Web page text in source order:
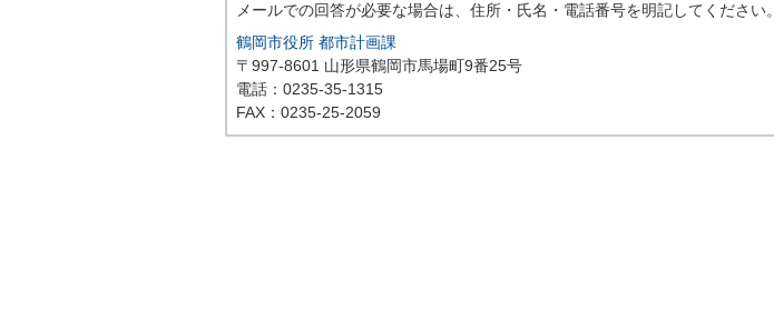
メールでの回答が必要な場合は、住所・氏名・電話番号を明記してください。
鶴岡市役所 都市計画課
〒997-8601 山形県鶴岡市馬場町9番25号
電話：0235-35-1315
FAX：0235-25-2059